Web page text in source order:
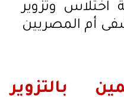
وتزوير
أم المصريين
بالتزوير